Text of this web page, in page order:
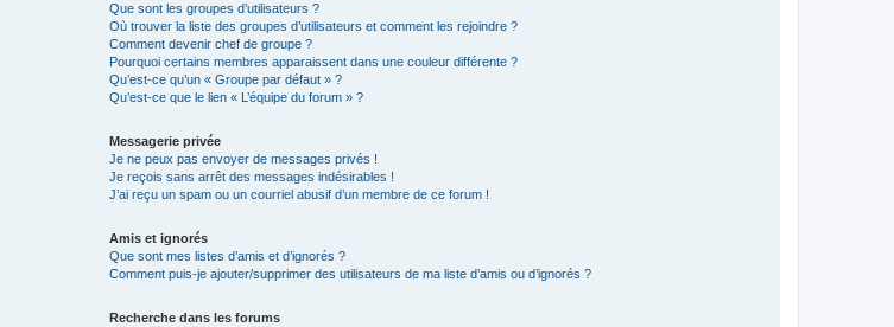
Que sont les groupes d’utilisateurs ?
Où trouver la liste des groupes d’utilisateurs et comment les rejoindre ?
Comment devenir chef de groupe ?
Pourquoi certains membres apparaissent dans une couleur différente ?
Qu’est-ce qu’un « Groupe par défaut » ?
Qu’est-ce que le lien « L’équipe du forum » ?
Messagerie privée
Je ne peux pas envoyer de messages privés !
Je reçois sans arrêt des messages indésirables !
J’ai reçu un spam ou un courriel abusif d’un membre de ce forum !
Amis et ignorés
Que sont mes listes d’amis et d’ignorés ?
Comment puis-je ajouter/supprimer des utilisateurs de ma liste d’amis ou d’ignorés ?
Recherche dans les forums